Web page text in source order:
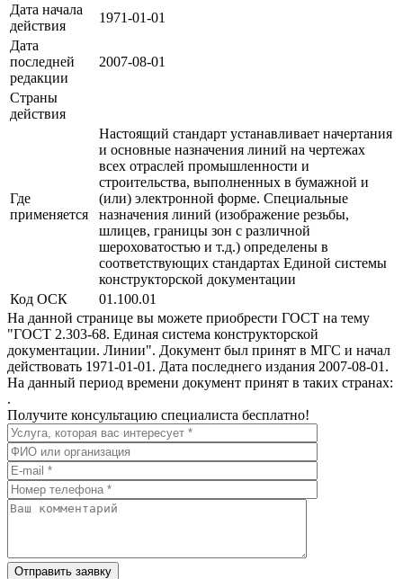
Дата начала
действия
1971-01-01
Дата
последней
редакции
2007-08-01
Страны
действия
Где
применяется
Настоящий стандарт устанавливает начертания
и основные назначения линий на чертежах
всех отраслей промышленности и
строительства, выполненных в бумажной и
(или) электронной форме. Специальные
назначения линий (изображение резьбы,
шлицев, границы зон с различной
шероховатостью и т.д.) определены в
соответствующих стандартах Единой системы
конструкторской документации
Код ОСК
01.100.01
На данной странице вы можете приобрести ГОСТ на тему
"ГОСТ 2.303-68. Единая система конструкторской
документации. Линии". Документ был принят в МГС и начал
действовать 1971-01-01. Дата последнего издания 2007-08-01.
На данный период времени документ принят в таких странах:
.
Получите консультацию специалиста бесплатно!
Отправить заявку